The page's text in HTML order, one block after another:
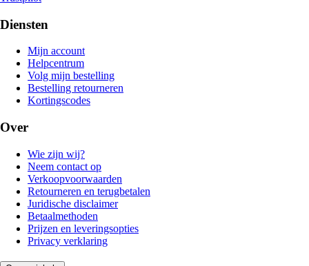
Diensten
Mijn account
Helpcentrum
Volg mijn bestelling
Bestelling retourneren
Kortingscodes
Over
Wie zijn wij?
Neem contact op
Verkoopvoorwaarden
Retourneren en terugbetalen
Juridische disclaimer
Betaalmethoden
Prijzen en leveringsopties
Privacy verklaring